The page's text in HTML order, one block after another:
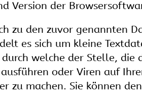
Version der
zu den zuvor genannten
es sich um kleine
welche der Stelle, die
oder Viren auf
zu machen. Sie können